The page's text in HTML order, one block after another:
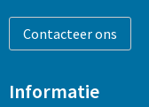
Contacteer ons
Informatie